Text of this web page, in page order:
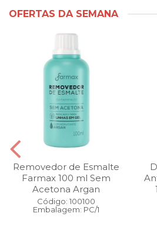
OFERTAS DA SEMANA
Removedor de Esmalte
Farmax 100 ml Sem
Acetona Argan
Código: 100100
Embalagem: PC/1